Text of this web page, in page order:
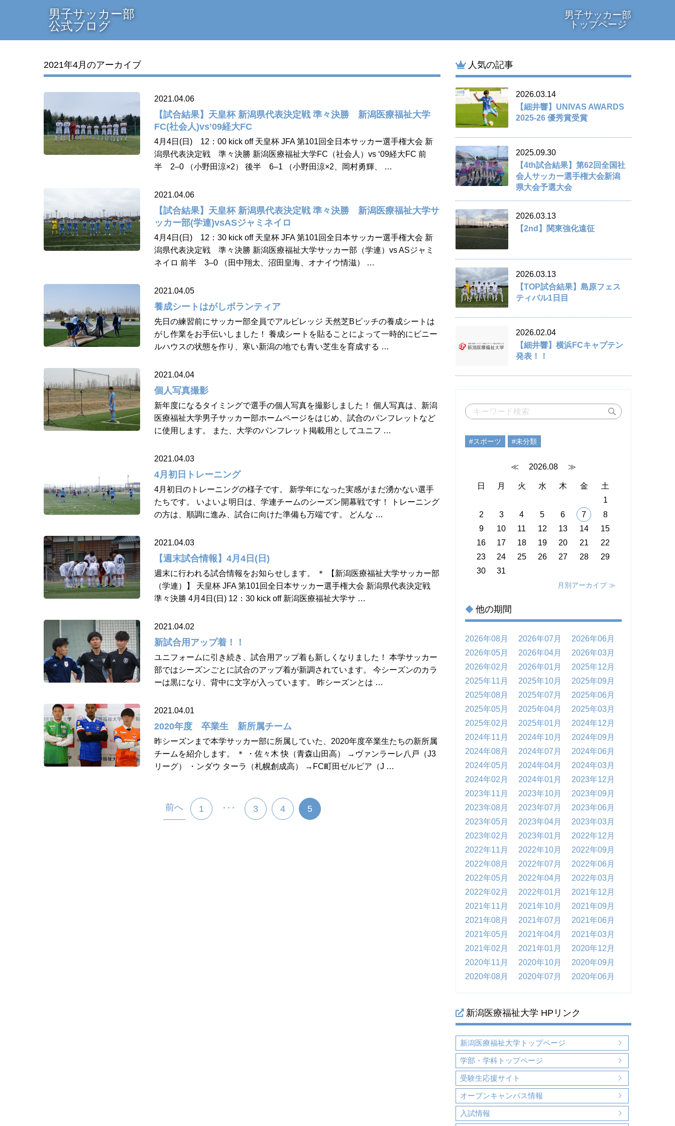
男子サッカー部
トップページ
男子サッカー部
公式ブログ
2021年4月のアーカイブ
2021.04.06
【試合結果】天皇杯 新潟県代表決定戦 準々決勝 新潟医療福祉大学
FC(社会人)vs’09経大FC
4月4日(日) 12：00 kick off 天皇杯 JFA 第101回全日本サッカー選手権大会 新
潟県代表決定戦 準々決勝 新潟医療福祉大学FC（社会人）vs ‘09経大FC 前
半 2–0 （小野田涼×2） 後半 6–1 （小野田涼×2、岡村勇輝、 …
2021.04.06
【試合結果】天皇杯 新潟県代表決定戦 準々決勝 新潟医療福祉大学サ
ッカー部(学連)vsASジャミネイロ
4月4日(日) 12：30 kick off 天皇杯 JFA 第101回全日本サッカー選手権大会 新
潟県代表決定戦 準々決勝 新潟医療福祉大学サッカー部（学連）vs ASジャミ
ネイロ 前半 3–0 （田中翔太、沼田皇海、オナイウ情滋） …
2021.04.05
養成シートはがしボランティア
先日の練習前にサッカー部全員でアルビレッジ 天然芝Bピッチの養成シートは
がし作業をお手伝いしました！ 養成シートを貼ることによって一時的にビニー
ルハウスの状態を作り、寒い新潟の地でも青い芝生を育成する …
2021.04.04
個人写真撮影
新年度になるタイミングで選手の個人写真を撮影しました！ 個人写真は、新潟
医療福祉大学男子サッカー部ホームページをはじめ、試合のパンフレットなど
に使用します。 また、大学のパンフレット掲載用としてユニフ …
2021.04.03
4月初日トレーニング
4月初日のトレーニングの様子です。 新学年になった実感がまだ湧かない選手
たちです。 いよいよ明日は、学連チームのシーズン開幕戦です！ トレーニング
の方は、順調に進み、試合に向けた準備も万端です。 どんな …
2021.04.03
【週末試合情報】4月4日(日)
週末に行われる試合情報をお知らせします。 ＊ 【新潟医療福祉大学サッカー部
（学連）】 天皇杯 JFA 第101回全日本サッカー選手権大会 新潟県代表決定戦
準々決勝 4月4日(日) 12：30 kick off 新潟医療福祉大学サ …
2021.04.02
新試合用アップ着！！
ユニフォームに引き続き、試合用アップ着も新しくなりました！ 本学サッカー
部ではシーズンごとに試合のアップ着が新調されています。 今シーズンのカラ
ーは黒になり、背中に文字が入っています。 昨シーズンとは …
2021.04.01
2020年度 卒業生 新所属チーム
昨シーズンまで本学サッカー部に所属していた、2020年度卒業生たちの新所属
チームを紹介します。 ＊ ・佐々木 快（青森山田高） →ヴァンラーレ八戸（J3
リーグ） ・ンダウ ターラ（札幌創成高） →FC町田ゼルビア（J …
前へ 1 ･･･ 3 4 5
人気の記事
2026.03.14
【細井響】UNIVAS AWARDS
2025-26 優秀賞受賞
2025.09.30
【4th試合結果】第62回全国社
会人サッカー選手権大会新潟
県大会予選大会
2026.03.13
【2nd】関東強化遠征
2026.03.13
【TOP試合結果】島原フェス
ティバル1日目
2026.02.04
【細井響】横浜FCキャプテン
発表！！
#スポーツ #未分類
≪ 2026.08 ≫
日 月 火 水 木 金
土
1
2
3 4 5 6 7
8
9
10 11 12 13 14
15
16
17 18 19 20 21
22
23
24 25 26 27 28
29
30
31
月別アーカイブ ≫
◆ 他の期間
2026年08月 2026年07月
2026年06月
2026年05月
2026年04月
2026年03月
2026年02月
2026年01月
2025年12月
2025年11月
2025年10月
2025年09月
2025年08月
2025年07月
2025年06月
2025年05月
2025年04月
2025年03月
2025年02月
2025年01月
2024年12月
2024年11月
2024年10月
2024年09月
2024年08月
2024年07月
2024年06月
2024年05月
2024年04月
2024年03月
2024年02月
2024年01月
2023年12月
2023年11月
2023年10月
2023年09月
2023年08月
2023年07月
2023年06月
2023年05月
2023年04月
2023年03月
2023年02月
2023年01月
2022年12月
2022年11月
2022年10月
2022年09月
2022年08月
2022年07月
2022年06月
2022年05月
2022年04月
2022年03月
2022年02月
2022年01月
2021年12月
2021年11月
2021年10月
2021年09月
2021年08月
2021年07月
2021年06月
2021年05月
2021年04月
2021年03月
2021年02月
2021年01月
2020年12月
2020年11月
2020年10月
2020年09月
2020年08月
2020年07月 2020年06月
新潟医療福祉大学 HPリンク
新潟医療福祉大学トップページ
学部・学科トップページ
受験生応援サイト
オープンキャンパス情報
入試情報